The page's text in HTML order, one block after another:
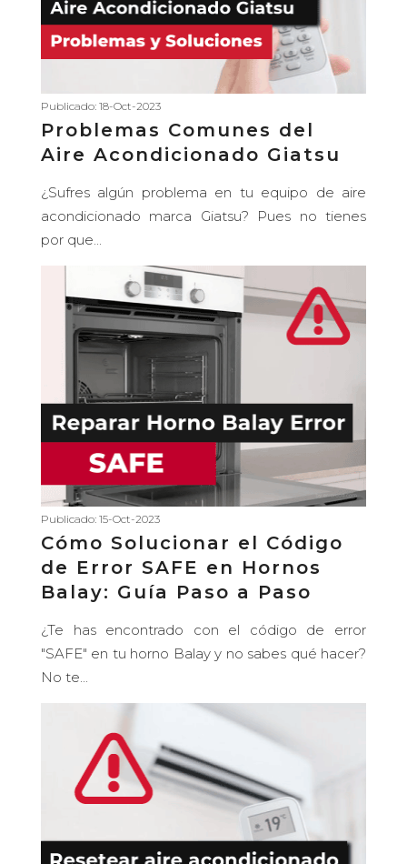
Publicado: 18-Oct-2023
Problemas Comunes del
Aire Acondicionado Giatsu
¿Sufres algún problema en tu equipo de aire
acondicionado marca Giatsu? Pues no tienes
por que...
Publicado: 15-Oct-2023
Cómo Solucionar el Código
de Error SAFE en Hornos
Balay: Guía Paso a Paso
¿Te has encontrado con el código de error
"SAFE" en tu horno Balay y no sabes qué hacer?
No te...